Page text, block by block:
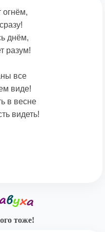
огнём,
днём,
разум!
все
виде!
в весне
видеть!
тоже!